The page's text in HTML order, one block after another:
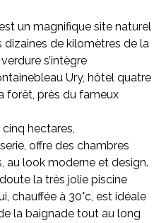
un magnifique site naturel
dizaines de kilomètres de la
s’intègre
Ury, hôtel quatre
forêt, près du fameux
cinq hectares,
offre des chambres
au look moderne et design.
la très jolie piscine
chauffée à 30°c, est idéale
la baignade tout au long